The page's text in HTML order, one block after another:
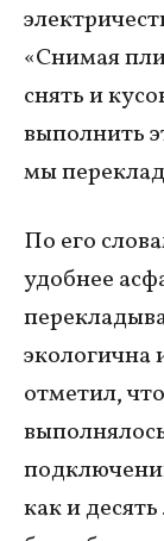
«Снимая
снять и
выполнить
мы
По его
удобнее
экологична
отметил,
как и